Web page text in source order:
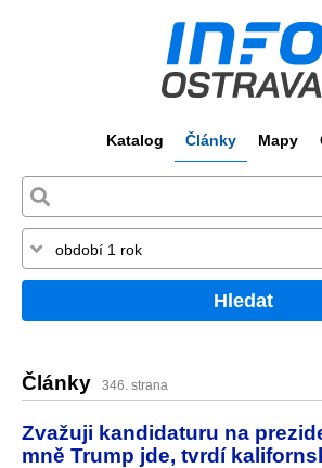
Katalog Články Mapy
Hledat
Články 346. strana
Zvažuji kandidaturu na
mně Trump jde, tvrdí